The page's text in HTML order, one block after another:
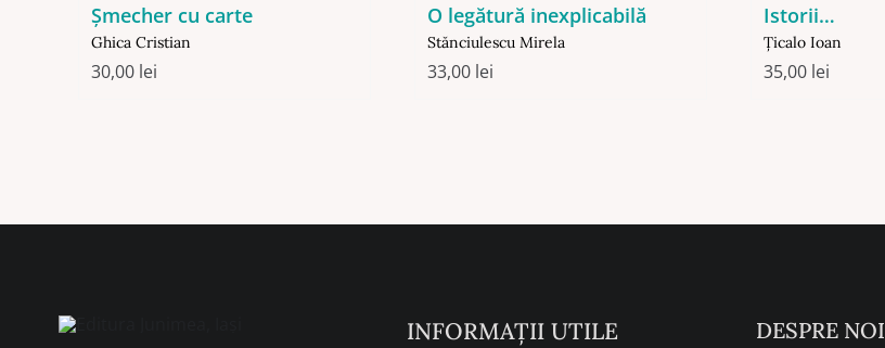
Şmecher cu carte
Ghica Cristian
30,00 lei
O legătură inexplicabilă
Stănciulescu Mirela
33,00 lei
Istorii…
Ţicalo Ioan
35,00 lei
INFORMAŢII UTILE DESPRE NOI